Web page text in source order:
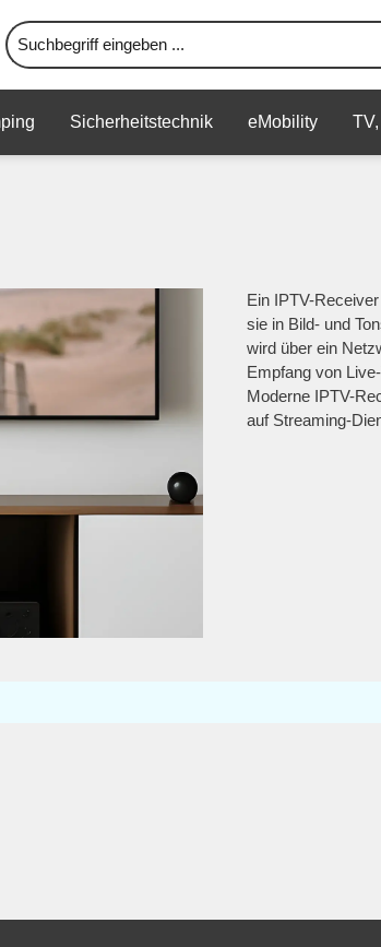
Sicherheitstechnik eMobility
Ein IPTV-
sie in Bild- und
wird über ein
Empfang von
Moderne IPTV-
auf Streaming-